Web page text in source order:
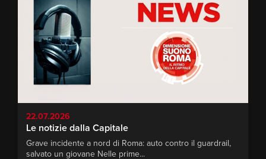
22.07.2026
Le notizie dalla Capitale
Grave incidente a nord di Roma: auto contro il guardrail,
salvato un giovane Nelle prime...